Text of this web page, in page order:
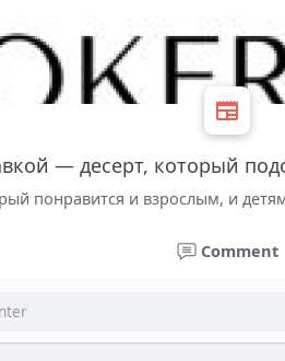
— десерт, который
понравится и взрослым, и
Comment